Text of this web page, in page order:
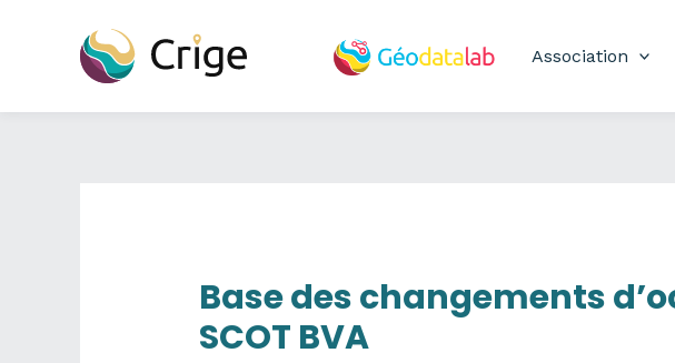
Association
Base des changements
SCOT BVA